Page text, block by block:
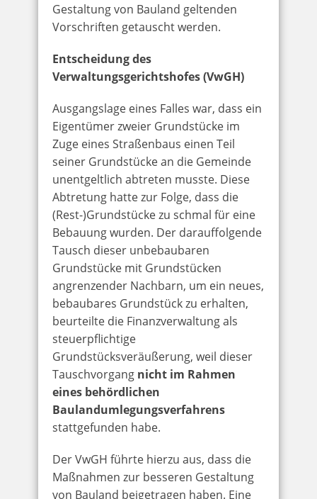
Gestaltung von Bauland geltenden
Vorschriften getauscht werden.
Entscheidung des
Verwaltungsgerichtshofes (VwGH)
Ausgangslage eines Falles war, dass ein
Eigentümer zweier Grundstücke im
Zuge eines Straßenbaus einen Teil
seiner Grundstücke an die Gemeinde
unentgeltlich abtreten musste. Diese
Abtretung hatte zur Folge, dass die
(Rest-)Grundstücke zu schmal für eine
Bebauung wurden. Der darauffolgende
Tausch dieser unbebaubaren
Grundstücke mit Grundstücken
angrenzender Nachbarn, um ein neues,
bebaubares Grundstück zu erhalten,
beurteilte die Finanzverwaltung als
steuerpflichtige
Grundstücksveräußerung, weil dieser
Tauschvorgang nicht im Rahmen
eines behördlichen
Baulandumlegungsverfahrens
stattgefunden habe.
Der VwGH führte hierzu aus, dass die
Maßnahmen zur besseren Gestaltung
von Bauland beigetragen haben. Eine